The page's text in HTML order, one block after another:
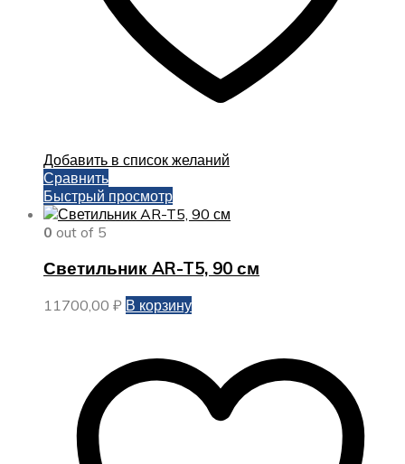
Добавить в список желаний
Сравнить
Быстрый просмотр
0 out of 5
Светильник AR-T5, 90 см
11700,00 ₽ В корзину